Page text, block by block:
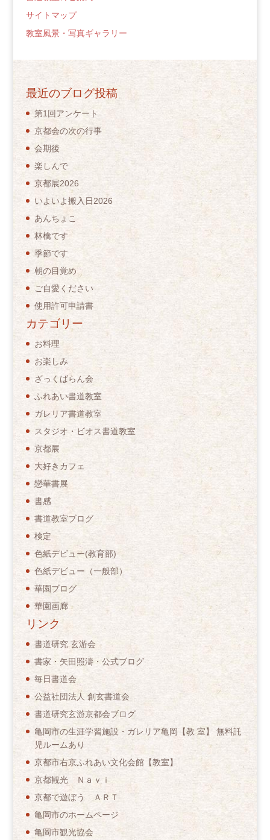
サイトマップ
教室風景・写真ギャラリー
最近のブログ投稿
第1回アンケート
京都会の次の行事
会期後
楽しんで
京都展2026
いよいよ搬入日2026
あんちょこ
林檎です
季節です
朝の目覚め
ご自愛ください
使用許可申請書
カテゴリー
お料理
お楽しみ
ざっくばらん会
ふれあい書道教室
ガレリア書道教室
スタジオ・ビオス書道教室
京都展
大好きカフェ
戀華書展
書感
書道教室ブログ
検定
色紙デビュー(教育部)
色紙デビュー（一般部）
華園ブログ
華園画廊
リンク
書道研究 玄游会
書家・矢田照濤・公式ブログ
毎日書道会
公益社団法人 創玄書道会
書道研究玄游京都会ブログ
亀岡市の生涯学習施設・ガレリア亀岡【教 室】 無料託
児ルームあり
京都市右京ふれあい文化会館【教室】
京都観光 Ｎａｖｉ
京都で遊ぼう ＡＲＴ
亀岡市のホームページ
亀岡市観光協会